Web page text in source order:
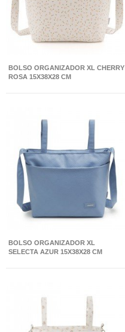
BOLSO ORGANIZADOR XL CHERRY
ROSA 15X38X28 CM
BOLSO ORGANIZADOR XL
SELECTA AZUR 15X38X28 CM